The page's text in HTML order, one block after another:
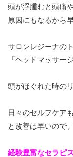
頭が浮腫むと頭痛
原因にもなるから
サロンレジーナの
『ヘッドマッサー
頭がほぐれた時の
日々のセルフケア
と改善は早いので
経験豊富なセラピ